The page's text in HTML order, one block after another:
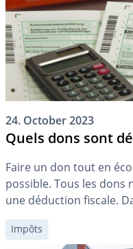
24. October 2023
Quels dons sont
Faire un don tout en
possible. Tous les
une déduction fiscale.
ce qui est important.
Impôts